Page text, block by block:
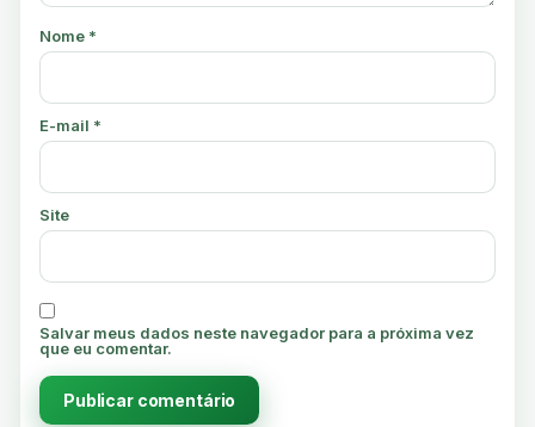
Nome *
E-mail *
Site
Salvar meus dados neste navegador para a próxima vez
que eu comentar.